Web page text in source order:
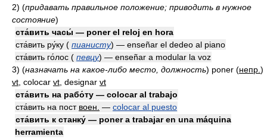
2) (придавать правильное положение; приводить в нужное
состояние)
ста́вить часы́ — poner el reloj en hora
ста́вить ру́ку ( пианисту) — enseñar el dedeo al piano
ста́вить го́лос ( певцу) — enseñar a modular la voz
3) (назначать на какое-либо место, должность) poner (непр. )
vt , colocar vt , designar vt
ста́вить на рабо́ту — colocar al trabajo
ста́вить на пост воен. — colocar al puesto
ста́вить к станку́ — poner a trabajar en una máquina
herramienta